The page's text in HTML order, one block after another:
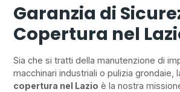
Garanzia di
Copertura nel
Sia che si tratti della manutenzione di
macchinari industriali o pulizia grondaie,
copertura nel Lazio è la nostra